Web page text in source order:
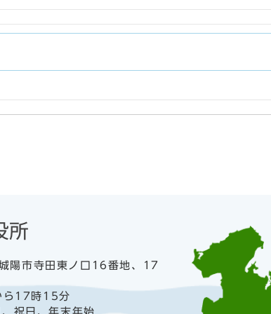
陽市寺田東ノ口16番地、17
17時15分
祝日、年末年始